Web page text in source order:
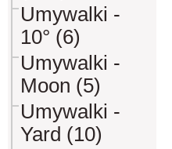
Umywalki -
10° (6)
Umywalki -
Moon (5)
Umywalki -
Yard (10)